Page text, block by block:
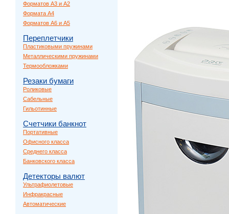
Форматов A3 и A2
Формата A4
Форматов A6 и A5
Переплетчики
Пластиковыми пружинами
Металлическими пружинами
Термообложками
Резаки бумаги
Роликовые
Сабельные
Гильотинные
Счетчики банкнот
Портативные
Офисного класса
Среднего класса
Банковского класса
Детекторы валют
Ультрафиолетовые
Инфракрасные
Автоматические